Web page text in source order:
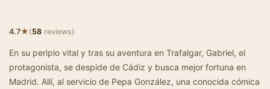
4.7★(58 reviews)
En su periplo vital y tras su aventura en Trafalgar, Gabriel, el
protagonista, se despide de Cádiz y busca mejor fortuna en
Madrid. Allí, al servicio de Pepa González, una conocida cómica